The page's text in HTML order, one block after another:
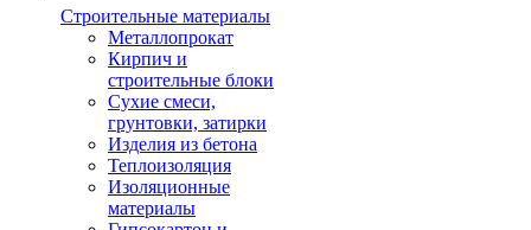
Строительные материалы
Металлопрокат
Кирпич и
строительные блоки
Сухие смеси,
грунтовки, затирки
Изделия из бетона
Теплоизоляция
Изоляционные
материалы